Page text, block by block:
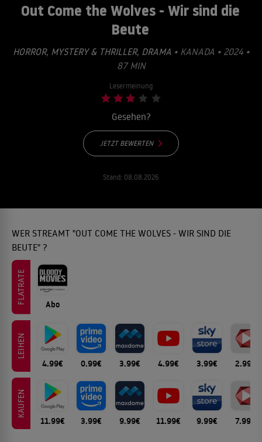
Out Come the Wolves - Wir sind die
Beute
HORROR, MYSTERY & THRILLER, DRAMA • KANADA • 2024 •
87 MIN
Lesermeinung
Gesehen?
JETZT BEWERTEN
Stand: 08.08.2026
WER STREAMT "OUT COME THE WOLVES - WIR SIND DIE
BEUTE" ?
FLATRATE Abo
LEIHEN
4.99€ 0.99€ 3.99€ 4.99€ 3.99€ 2.99€
KAUFEN
11.99€ 3.99€ 9.99€ 11.99€ 9.99€ 7.99€